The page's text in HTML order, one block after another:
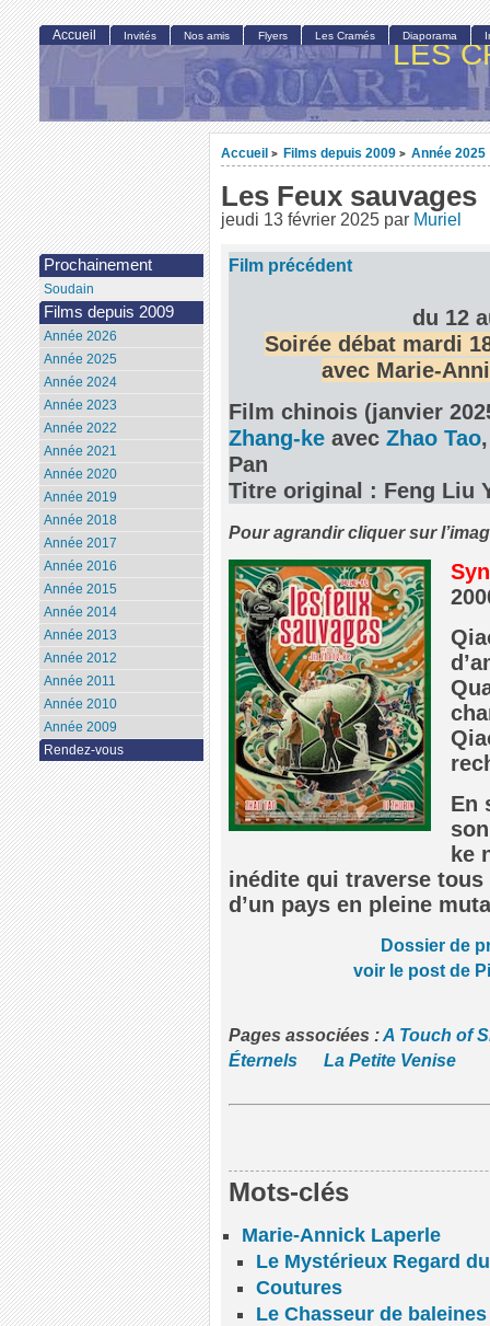
LES
Accueil > Films depuis 2009 > Année 2025
Les Feux sauvages
jeudi 13 février 2025 par Muriel
Film précédent
du 12
Soirée débat mardi
avec Marie-
Film chinois (janvier
Zhang-keavec Zhao Tao
Pan
Titre original : Feng Liu
Pour agrandir cliquer sur
En
ke
inédite qui traverse
d’un pays en pleine
Dossier de
voir le post de
Pages associées :A Touch of
Éternels
La Petite Venise
Mots-clés
Marie-Annick Laperle
Le Mystérieux Regard
Coutures
Le Chasseur de baleines
Accueil Invités Nos amis Flyers Les Cramés Diaporama
Prochainement
Soudain
Films depuis 2009
Année 2026
Année 2025
Année 2024
Année 2023
Année 2022
Année 2021
Année 2020
Année 2019
Année 2018
Année 2017
Année 2016
Année 2015
Année 2014
Année 2013
Année 2012
Année 2011
Année 2010
Année 2009
Rendez-vous